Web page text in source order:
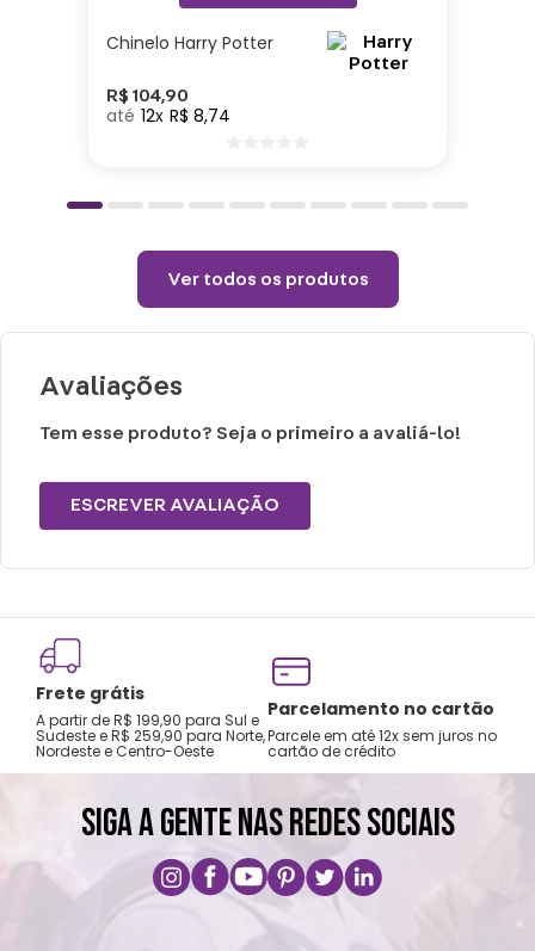
estiver olhando!
Cuidados e recomendações de uso:
Passar com temperatura máxima de 110°
Não alvejar.
Temperatura máxima de lavagem 40°.
Não limpar a seco.
Chinelo Harry Potter
R$ 104,90
12 R$ 8,74
Ver todos os produtos
Avaliações
Tem esse produto? Seja o primeiro a avaliá-lo!
ESCREVER AVALIAÇÃO
Frete grátis
A partir de R$ 199,90 para Sul e
Sudeste e R$ 259,90 para Norte,
Nordeste e Centro-Oeste
Parcelamento no cartão
Parcele em até 12x sem juros no
cartão de crédito
SIGA A GENTE NAS REDES SOCIAIS